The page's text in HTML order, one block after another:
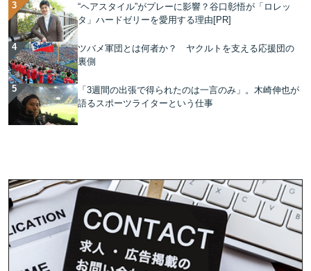
“ヘアスタイル”がプレーに影響？谷口彰悟が「ロレッ
タ」ハードゼリーを愛用する理由[PR]
ツバメ軍団とは何者か？ ヤクルトを支える応援団の
裏側
「3週間の出張で得られたのは一言のみ」。木崎伸也が
語るスポーツライターという仕事